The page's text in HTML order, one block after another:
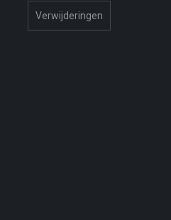
Verwijderingen